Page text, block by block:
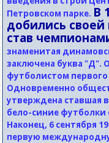
Петровском парке. В
добились
став
знаменитая
заключена буква "Д".
футболистом
Одновременно
утверждена ставшая
бело-синие
Наконец, 6 сентября
первую